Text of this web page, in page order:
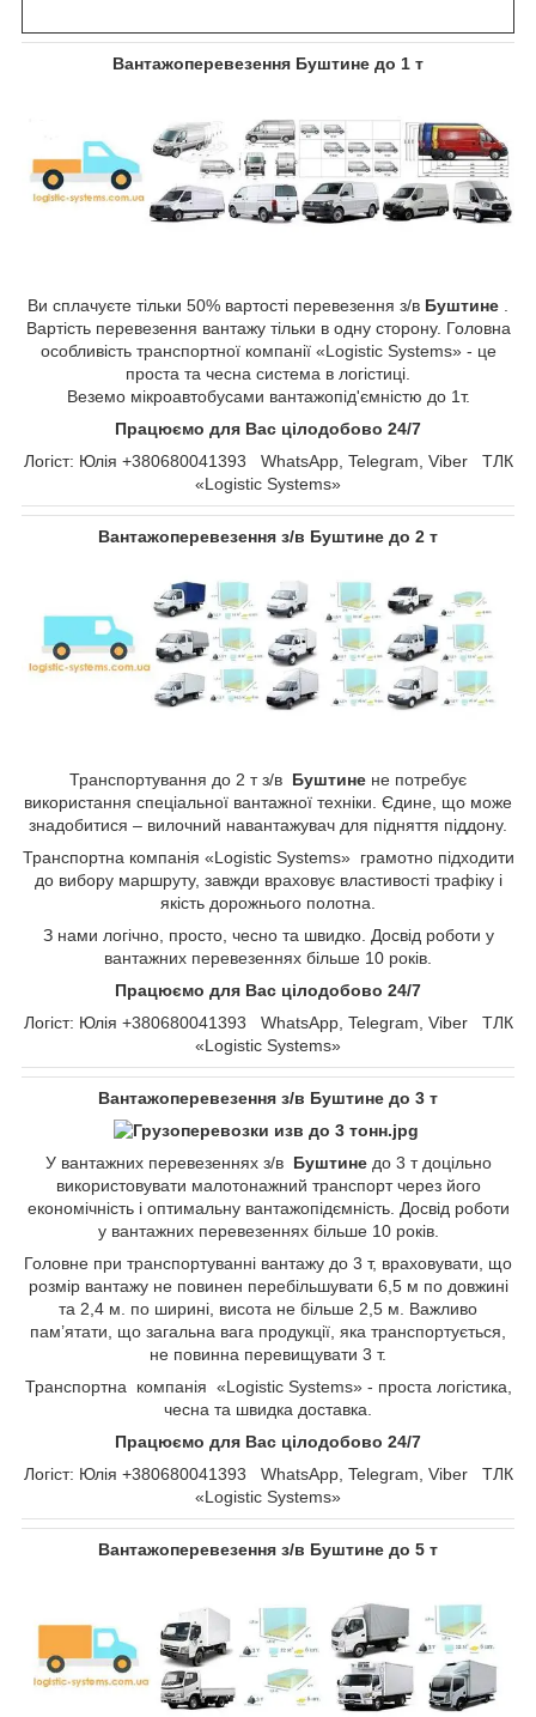
Вантажоперевезення Буштине до 1 т
Ви сплачуєте тільки 50% вартості перевезення з/в Буштине .
Вартість перевезення вантажу тільки в одну сторону. Головна
особливість транспортної компанії «Logistic Systems» - це
проста та чесна система в логістиці.
Веземо мікроавтобусами вантажопід'ємністю до 1т.
Працюємо для Вас цілодобово 24/7
Логіст: Юлія +380680041393 WhatsApp, Telegram, Viber ТЛК
«Logistic Systems»
Вантажоперевезення з/в Буштине до 2 т
Транспортування до 2 т з/в Буштине не потребує
використання спеціальної вантажної техніки. Єдине, що може
знадобитися – вилочний навантажувач для підняття піддону.
Транспортна компанія «Logistic Systems» грамотно підходити
до вибору маршруту, завжди враховує властивості трафіку і
якість дорожнього полотна.
З нами логічно, просто, чесно та швидко. Досвід роботи у
вантажних перевезеннях більше 10 років.
Працюємо для Вас цілодобово 24/7
Логіст: Юлія +380680041393 WhatsApp, Telegram, Viber ТЛК
«Logistic Systems»
Вантажоперевезення з/в Буштине до 3 т
У вантажних перевезеннях з/в Буштине до 3 т доцільно
використовувати малотонажний транспорт через його
економічність і оптимальну вантажопідємність. Досвід роботи
у вантажних перевезеннях більше 10 років.
Головне при транспортуванні вантажу до 3 т, враховувати, що
розмір вантажу не повинен перебільшувати 6,5 м по довжині
та 2,4 м. по ширині, висота не більше 2,5 м. Важливо
пам’ятати, що загальна вага продукції, яка транспортується,
не повинна перевищувати 3 т.
Транспортна компанія «Logistic Systems» - проста логістика,
чесна та швидка доставка.
Працюємо для Вас цілодобово 24/7
Логіст: Юлія +380680041393 WhatsApp, Telegram, Viber ТЛК
«Logistic Systems»
Вантажоперевезення з/в Буштине до 5 т